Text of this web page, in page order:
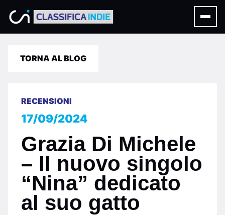
TORNA AL BLOG
RECENSIONI
17/09/2024
Grazia Di Michele
– Il nuovo singolo
“Nina” dedicato
al suo gatto